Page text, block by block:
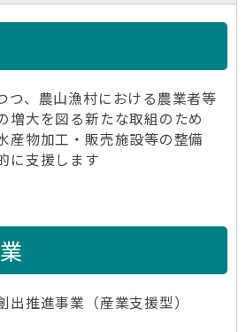
つ、農山漁村における農業者等
増大を図る新たな取組のため
産物加工・販売施設等の整備
に支援します
推進事業（産業支援型）